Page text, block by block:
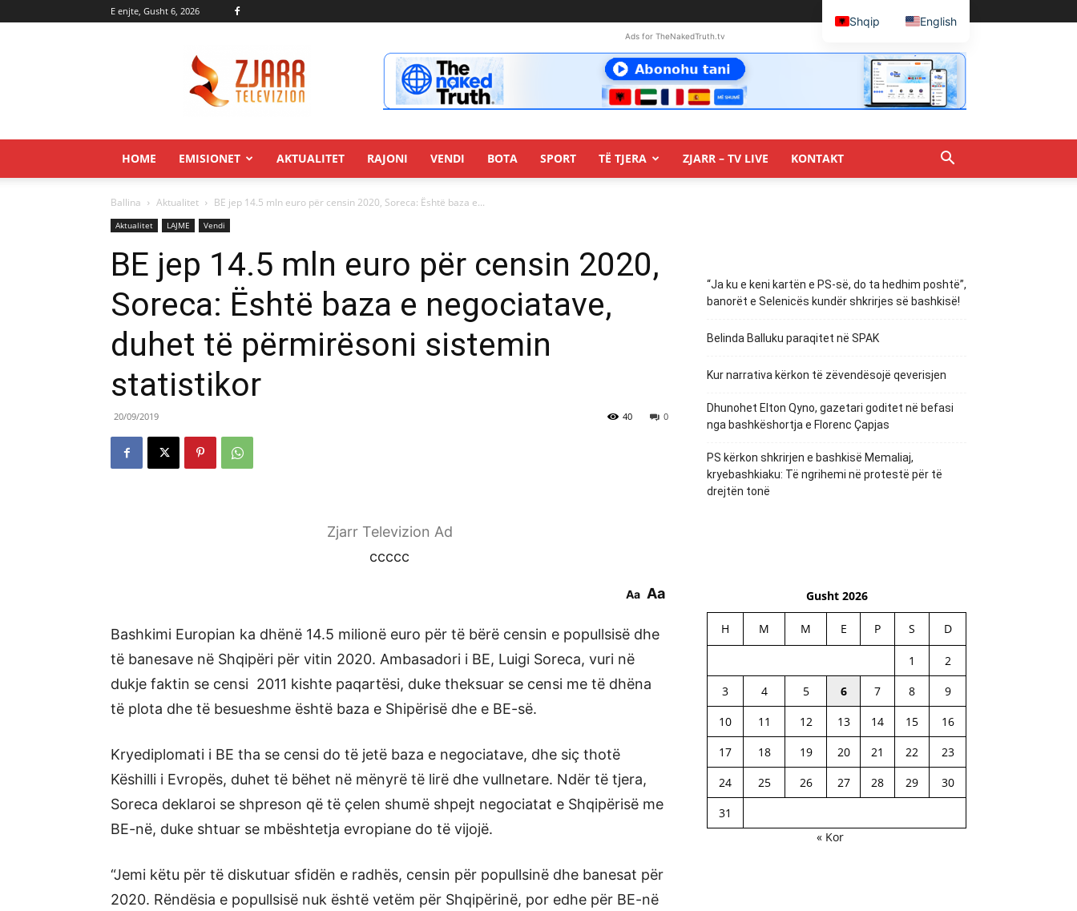
E enjte, Gusht 6, 2026
Ads for TheNakedTruth.tv
HOME EMISIONET AKTUALITET RAJONI VENDI BOTA SPORT TË TJERA ZJARR – TV LIVE KONTAKT
Ballina Aktualitet BE jep 14.5 mln euro për censin 2020, Soreca: Është baza e...
Aktualitet LAJME Vendi
BE jep 14.5 mln euro për censin 2020,
Soreca: Është baza e negociatave,
duhet të përmirësoni sistemin
statistikor
20/09/2019 0
40
Zjarr Televizion Ad
ccccc
Aa Aa
Bashkimi Europian ka dhënë 14.5 milionë euro për të bërë censin e popullsisë dhe
të banesave në Shqipëri për vitin 2020. Ambasadori i BE, Luigi Soreca, vuri në
dukje faktin se censi 2011 kishte paqartësi, duke theksuar se censi me të dhëna
të plota dhe të besueshme është baza e Shipërisë dhe e BE-së.
Kryediplomati i BE tha se censi do të jetë baza e negociatave, dhe siç thotë
Këshilli i Evropës, duhet të bëhet në mënyrë të lirë dhe vullnetare. Ndër të tjera,
Soreca deklaroi se shpreson që të çelen shumë shpejt negociatat e Shqipërisë me
BE-në, duke shtuar se mbështetja evropiane do të vijojë.
“Jemi këtu për të diskutuar sfidën e radhës, censin për popullsinë dhe banesat për
2020. Rëndësia e popullsisë nuk është vetëm për Shqipërinë, por edhe për BE-në
“Ja ku e keni kartën e PS-së, do ta hedhim poshtë”,
banorët e Selenicës kundër shkrirjes së bashkisë!
Belinda Balluku paraqitet në SPAK
Kur narrativa kërkon të zëvendësojë qeverisjen
Dhunohet Elton Qyno, gazetari goditet në befasi
nga bashkëshortja e Florenc Çapjas
PS kërkon shkrirjen e bashkisë Memaliaj,
kryebashkiaku: Të ngrihemi në protestë për të
drejtën tonë
Gusht 2026
H M M E P S D
1
2
3
4 5 6 7 8
9
10
11 12 13 14 15
16
17
18 19 20 21 22
23
24
25 26 27 28 29
30
31
« Kor
Shqip English